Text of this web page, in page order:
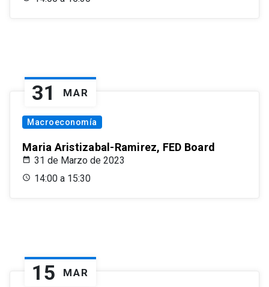
31 MAR
Macroeconomía
Maria Aristizabal-Ramirez, FED Board
31 de Marzo de 2023
14:00 a 15:30
15 MAR